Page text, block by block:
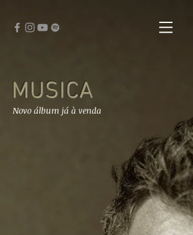
MUSICA
Novo álbum já à venda